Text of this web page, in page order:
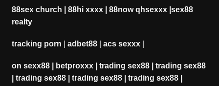
88sex church 88hi xxxx| 88now qhsexxx| sex88
realty
tracking porn adbet88| acs sexxx|
on sexx88| betproxxx| trading sex88| trading sex88
trading sex88| trading sex88| trading sex88|